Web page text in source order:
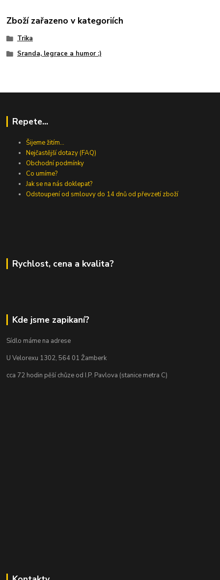
Zboží zařazeno v kategoriích
Trika
Sranda, legrace a humor :)
Repete...
Šijeme žitím...
Nejčastější dotazy (FAQ)
Obchodní podmínky
Co umíme?
Jak se na nás doklepat?
Odstoupení od smlouvy do 14 dnů od převzetí zboží
Rychlost, cena a kvalita?
Kde jsme zapikaní?
Sídlo máme na adrese
U Velorexu 1302, 564 01 Žamberk
cca 72 hodin pěší chůze od I.P. Pavlova (stanice metra C)